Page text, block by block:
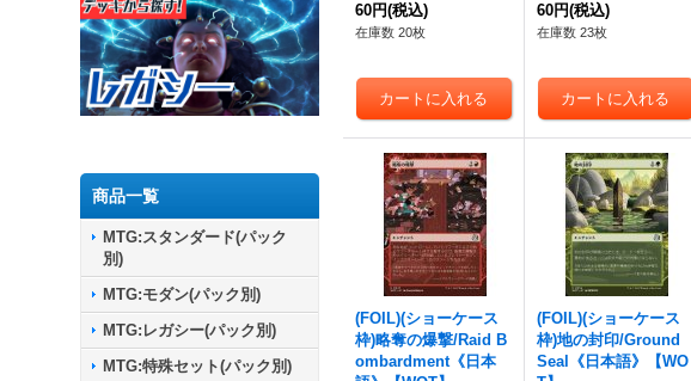
商品一覧
MTG:スタンダード(パック
別)
MTG:モダン(パック別)
MTG:レガシー(パック別)
MTG:特殊セット(パック別)
60円(税込)
在庫数 20枚
60円(税込)
在庫数 23枚
(FOIL)(ショーケース
枠)略奪の爆撃/Raid B
ombardment《日本
(FOIL)(ショーケース
枠)地の封印/Ground
Seal《日本語》【WO